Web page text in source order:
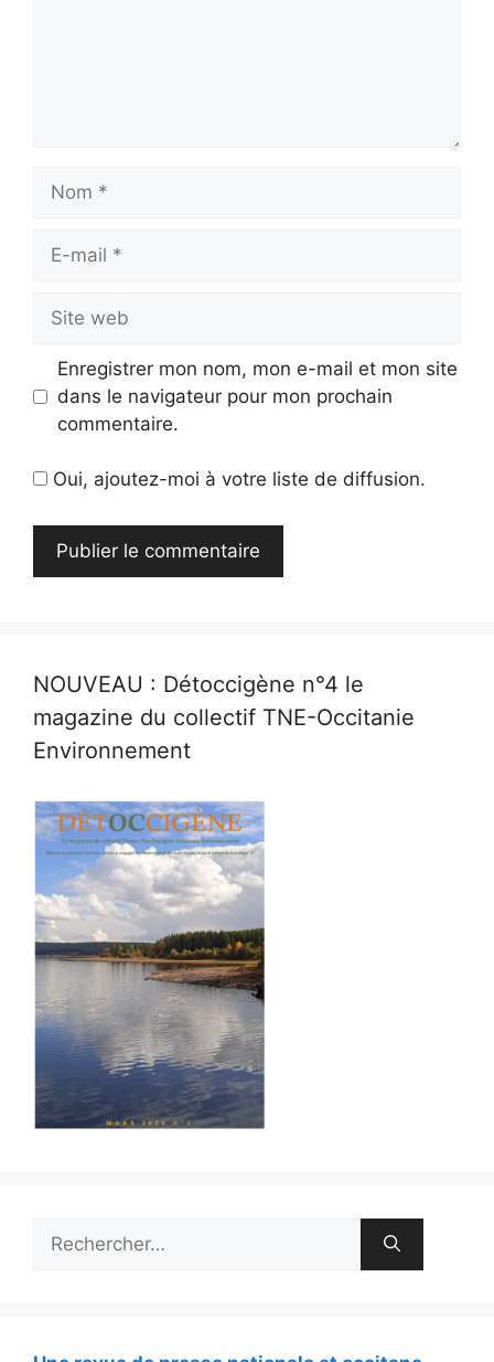
mail
web
Enregistrer mon nom, mon e-mail et mon site
dans le navigateur pour mon prochain
commentaire.
Oui, ajoutez-moi à votre liste de diffusion.
NOUVEAU : Détoccigène n°4 le
magazine du collectif TNE-Occitanie
Environnement